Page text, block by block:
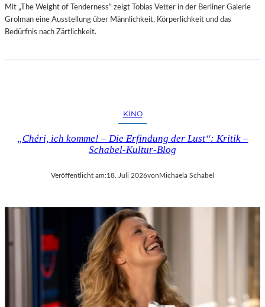
Mit „The Weight of Tenderness“ zeigt Tobias Vetter in der Berliner Galerie
Grolman eine Ausstellung über Männlichkeit, Körperlichkeit und das
Bedürfnis nach Zärtlichkeit.
KINO
„Chéri, ich komme! – Die Erfindung der Lust“: Kritik –
Schabel-Kultur-Blog
Veröffentlicht am:18. Juli 2026vonMichaela Schabel